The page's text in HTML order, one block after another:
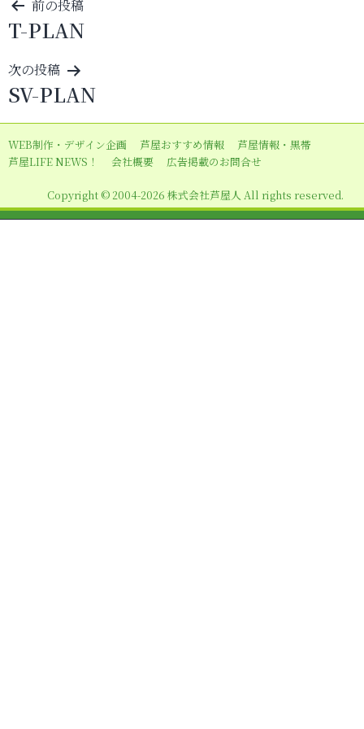
投
稿
ナ
ビ
ゲ
ー
シ
ン
前の投稿
T-PLAN
次の投稿
SV-PLAN
WEB制作・デザイン企画 芦屋おすすめ情報
芦屋情報・黒帯
芦屋LIFE NEWS！
会社概要 広告掲載のお問合せ
Copyright © 2004-2026 株式会社芦屋人 All rights reserved.